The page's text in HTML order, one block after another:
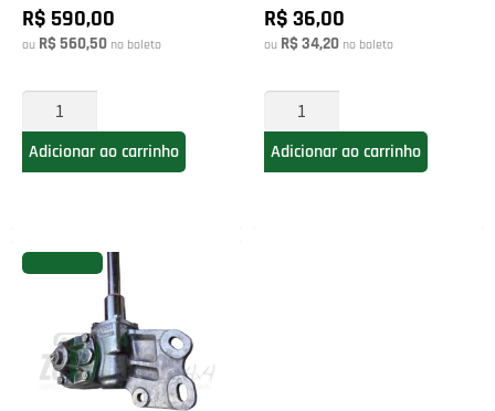
R$ 590,00
ou R$ 560,50 no boleto
Adicionar ao carrinho
R$ 36,00
ou R$ 34,20 no boleto
Adicionar ao carrinho